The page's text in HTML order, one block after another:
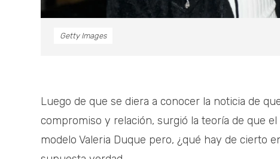
Getty Images
Luego de que se diera a conocer la noticia de
compromiso y relación, surgió la teoría de que
modelo Valeria Duque pero, ¿qué hay de cierto